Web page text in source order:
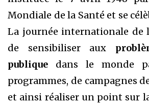
Mondiale de la Santé et se
La journée internationale de
de sensibiliser aux
publique dans le monde
programmes, de campagnes
et ainsi réaliser un point sur